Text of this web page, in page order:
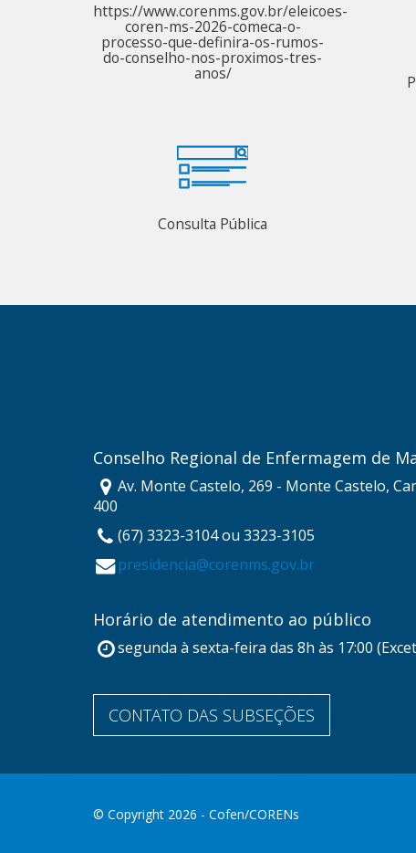
https://www.corenms.gov.br/eleicoes-
coren-ms-2026-comeca-o-
processo-que-definira-os-rumos-
do-conselho-nos-proximos-tres-
anos/
Consulta Pública
Conselho Regional de Enfermagem de
Av. Monte Castelo, 269 - Monte Castelo,
400
(67) 3323-3104 ou 3323-3105
presidencia@corenms.gov.br
Horário de atendimento ao público
segunda à sexta-feira das 8h às 17:00
CONTATO DAS SUBSEÇÕES
© Copyright 2026 - Cofen/CORENs